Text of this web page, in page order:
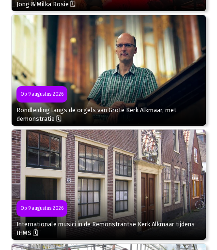
Jong & Milka Rosie 🗓
Op 9 augustus 2026
Rondleiding langs de orgels van Grote Kerk Alkmaar, met
demonstratie 🗓
Op 9 augustus 2026
Internationale musici in de Remonstrantse Kerk Alkmaar tijdens
IHMS 🗓